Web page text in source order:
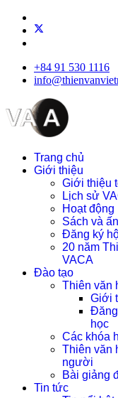
+84 91 530 1116
Trang chủ
Giới thiệu
Giới thiệu
Lịch sử
Hoạt động
Sách và
Đăng ký
20 năm
VACA
Đào tạo
Thiên văn
Giới
học
Các khóa
Thiên văn
người
Bài giảng
Tin tức